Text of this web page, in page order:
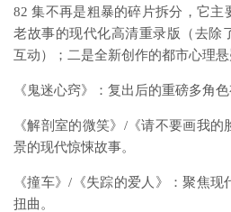
82 集不再是粗暴的碎片拆分，它主
老故事的现代化高清重录版（去除
互动）；二是全新创作的都市心理
《鬼迷心窍》：复出后的重磅多角
《解剖室的微笑》/《请不要画我
景的现代惊悚故事。
《撞车》/《失踪的爱人》：聚焦
扭曲。